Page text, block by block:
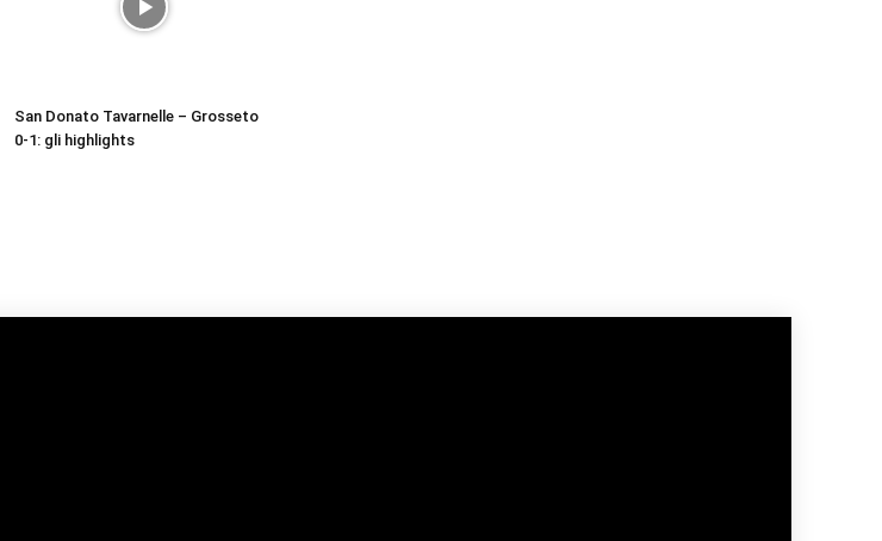
San Donato Tavarnelle – Grosseto
0-1: gli highlights